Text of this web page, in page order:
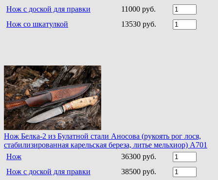
Нож с доской для правки
11000 руб.
Нож со шкатулкой
13530 руб.
Нож Белка-2 из Булатной стали Аносова (рукоять рог лося,
стабилизированная карельская береза, литье мельхиор) A701
Нож
36300 руб.
Нож с доской для правки
38500 руб.